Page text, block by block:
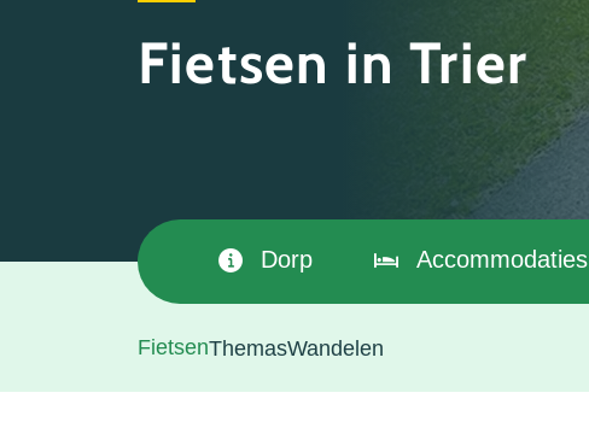
Fietsen in Trier
Dorp Accommodaties
FietsenThemasWandelen